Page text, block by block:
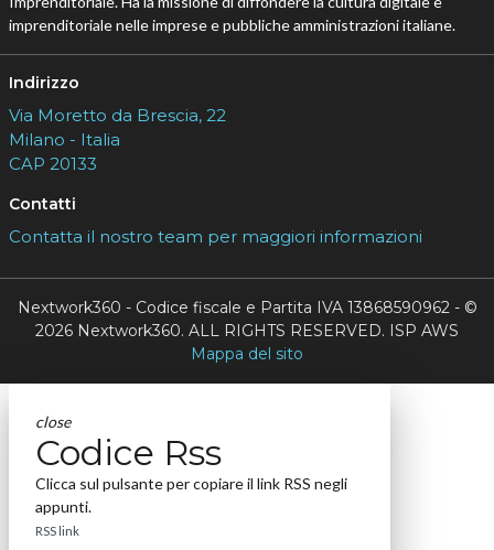
imprenditoriale nelle imprese e pubbliche amministrazioni italiane.
Indirizzo
Via Moretto da Brescia, 22
Milano - Italia
CAP 20133
Contatti
Contatta il nostro team per maggiori informazioni
Nextwork360 - Codice fiscale e Partita IVA 13868590962 - ©
2026 Nextwork360. ALL RIGHTS RESERVED. ISP AWS
Mappa del sito
close
Codice Rss
Clicca sul pulsante per copiare il link RSS negli
appunti.
RSS link